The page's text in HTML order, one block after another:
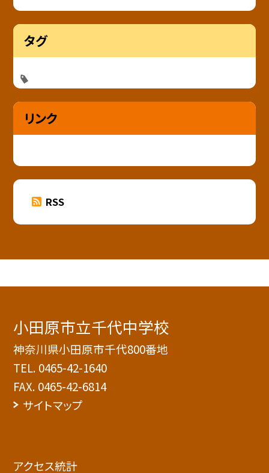
タグ
リンク
RSS
小田原市立千代中学校
神奈川県小田原市千代800番地
TEL. 0465-42-1640
FAX. 0465-42-6814
サイトマップ
アクセス統計